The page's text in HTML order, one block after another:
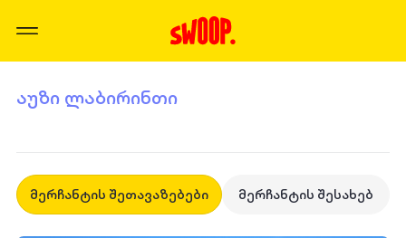
აუზი ლაბირინთი
მერჩანტის შეთავაზებები მერჩანტის შესახებ